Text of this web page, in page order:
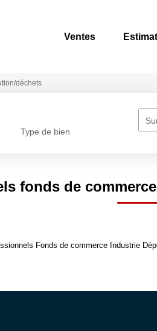
Ventes
déchets
Type de bien
fonds de
Fonds de commerce Industrie